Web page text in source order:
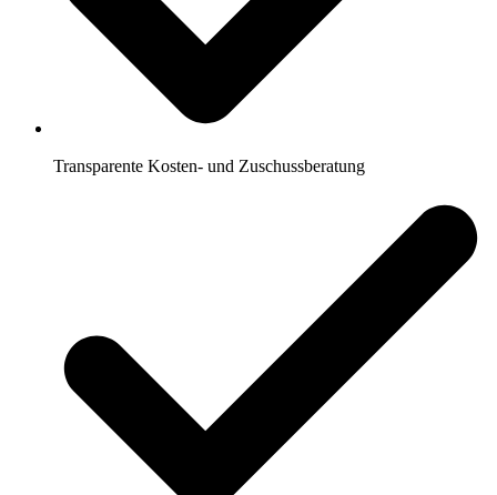
Transparente Kosten- und Zuschussberatung